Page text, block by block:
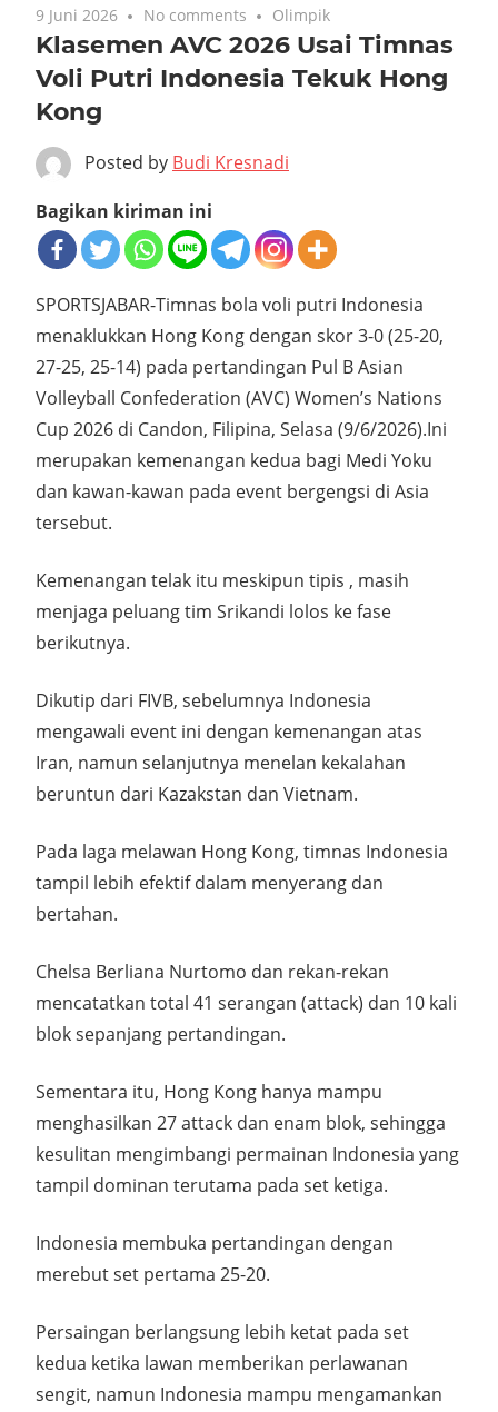
9 Juni 2026 No comments Olimpik
Klasemen AVC 2026 Usai Timnas
Voli Putri Indonesia Tekuk Hong
Kong
Posted by Budi Kresnadi
Bagikan kiriman ini
SPORTSJABAR-Timnas bola voli putri Indonesia
menaklukkan Hong Kong dengan skor 3-0 (25-20,
27-25, 25-14) pada pertandingan Pul B Asian
Volleyball Confederation (AVC) Women’s Nations
Cup 2026 di Candon, Filipina, Selasa (9/6/2026).Ini
merupakan kemenangan kedua bagi Medi Yoku
dan kawan-kawan pada event bergengsi di Asia
tersebut.
Kemenangan telak itu meskipun tipis , masih
menjaga peluang tim Srikandi lolos ke fase
berikutnya.
Dikutip dari FIVB, sebelumnya Indonesia
mengawali event ini dengan kemenangan atas
Iran, namun selanjutnya menelan kekalahan
beruntun dari Kazakstan dan Vietnam.
Pada laga melawan Hong Kong, timnas Indonesia
tampil lebih efektif dalam menyerang dan
bertahan.
Chelsa Berliana Nurtomo dan rekan-rekan
mencatatkan total 41 serangan (attack) dan 10 kali
blok sepanjang pertandingan.
Sementara itu, Hong Kong hanya mampu
menghasilkan 27 attack dan enam blok, sehingga
kesulitan mengimbangi permainan Indonesia yang
tampil dominan terutama pada set ketiga.
Indonesia membuka pertandingan dengan
merebut set pertama 25-20.
Persaingan berlangsung lebih ketat pada set
kedua ketika lawan memberikan perlawanan
sengit, namun Indonesia mampu mengamankan